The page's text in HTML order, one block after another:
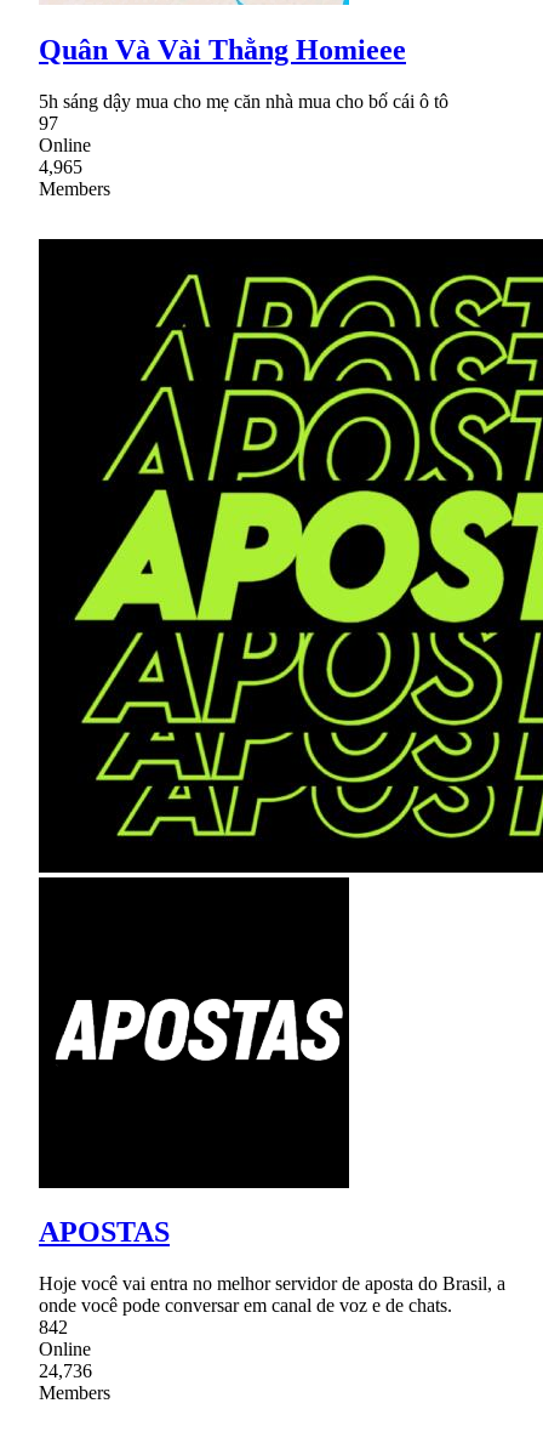
Quân Và Vài Thằng Homieee
5h sáng dậy mua cho mẹ căn nhà mua cho bố cái ô tô
97
Online
4,965
Members
APOSTAS
Hoje você vai entra no melhor servidor de aposta do Brasil, a
onde você pode conversar em canal de voz e de chats.
842
Online
24,736
Members